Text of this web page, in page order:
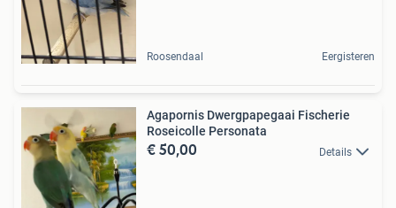
Roosendaal Eergisteren
Agapornis Dwergpapegaai Fischerie
Roseicolle Personata
€ 50,00 Details